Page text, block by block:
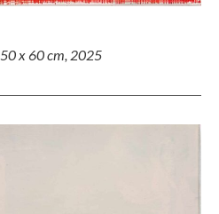
x 60 cm, 2025